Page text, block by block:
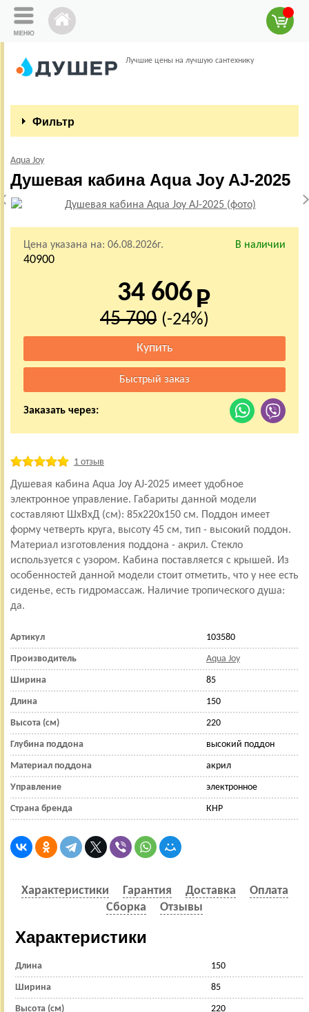
Лучшие цены на лучшую сантехнику
Фильтр
Aqua Joy
Душевая кабина Aqua Joy AJ-2025
Цена указана на: 06.08.2026г. В наличии
40900
34 606
45 700 (-24%)
Заказать через:
1 отзыв
Душевая кабина Aqua Joy AJ-2025 имеет удобное
электронное управление. Габариты данной модели
составляют ШхВхД (см): 85x220x150 см. Поддон имеет
форму четверть круга, высоту 45 см, тип - высокий поддон.
Материал изготовления поддона - акрил. Стекло
используется с узором. Кабина поставляется с крышей. Из
особенностей данной модели стоит отметить, что у нее есть
сиденье, есть гидромассаж. Наличие тропического душа:
да.
Артикул 103580
Производитель Aqua Joy
Ширина 85
Длина 150
Высота (см) 220
Глубина поддона высокий поддон
Материал поддона акрил
Управление электронное
Страна бренда КНР
Характеристики Гарантия Доставка
Оплата
Сборка
Отзывы
Характеристики
Длина 150
Ширина 85
Высота (см) 220